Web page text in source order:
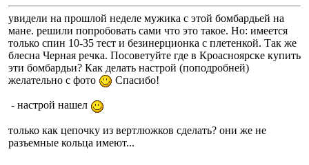
увидели на прошлой неделе мужика с этой бомбардьей на
мане. решили попробовать сами что это такое. Но: имеется
только спин 10-35 тест и безинерционка с плетенкой. Так же
блесна Черная речка. Посоветуйте где в Кроасноярске купить
эти бомбардьи? Как делать настрой (поподробней)
желательно с фото
Спасибо!
- настрой нашел
только как цепочку из вертлюжков сделать? они же не
разъемные кольца имеют...